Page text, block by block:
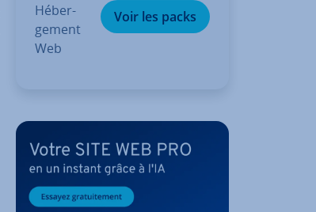
Hé­ber­
ge­ment
Web
Voir les packs